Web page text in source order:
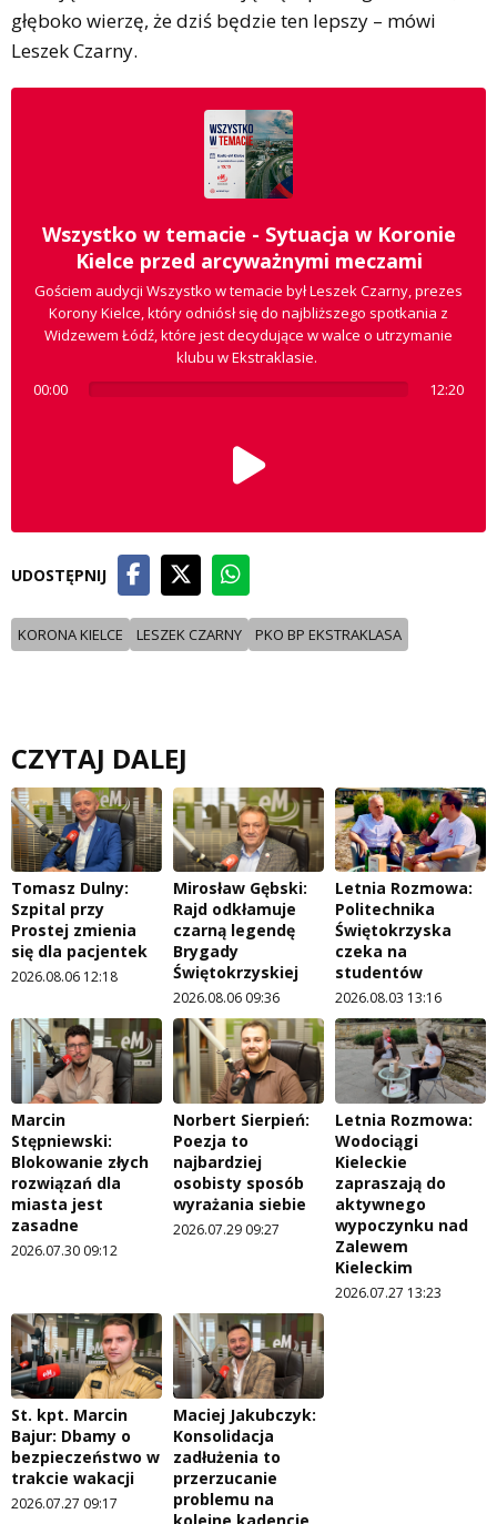
głęboko wierzę, że dziś będzie ten lepszy – mówi
Leszek Czarny.
Wszystko w temacie - Sytuacja w Koronie
Kielce przed arcyważnymi meczami
Gościem audycji Wszystko w temacie był Leszek Czarny, prezes
Korony Kielce, który odniósł się do najbliższego spotkania z
Widzewem Łódź, które jest decydujące w walce o utrzymanie
klubu w Ekstraklasie.
00:00
12:20
UDOSTĘPNIJ
KORONA KIELCE LESZEK CZARNY PKO BP EKSTRAKLASA
CZYTAJ DALEJ
Tomasz Dulny:
Szpital przy
Prostej zmienia
się dla pacjentek
2026.08.06 12:18
Mirosław Gębski:
Rajd odkłamuje
czarną legendę
Brygady
Świętokrzyskiej
2026.08.06 09:36
Letnia Rozmowa:
Politechnika
Świętokrzyska
czeka na
studentów
2026.08.03 13:16
Marcin
Stępniewski:
Blokowanie złych
rozwiązań dla
miasta jest
zasadne
2026.07.30 09:12
Norbert Sierpień:
Poezja to
najbardziej
osobisty sposób
wyrażania siebie
2026.07.29 09:27
Letnia Rozmowa:
Wodociągi
Kieleckie
zapraszają do
aktywnego
wypoczynku nad
Zalewem
Kieleckim
2026.07.27 13:23
St. kpt. Marcin
Bajur: Dbamy o
bezpieczeństwo w
trakcie wakacji
2026.07.27 09:17
Maciej Jakubczyk:
Konsolidacja
zadłużenia to
przerzucanie
problemu na